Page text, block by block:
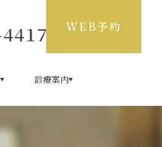
WEB予約
診療案内